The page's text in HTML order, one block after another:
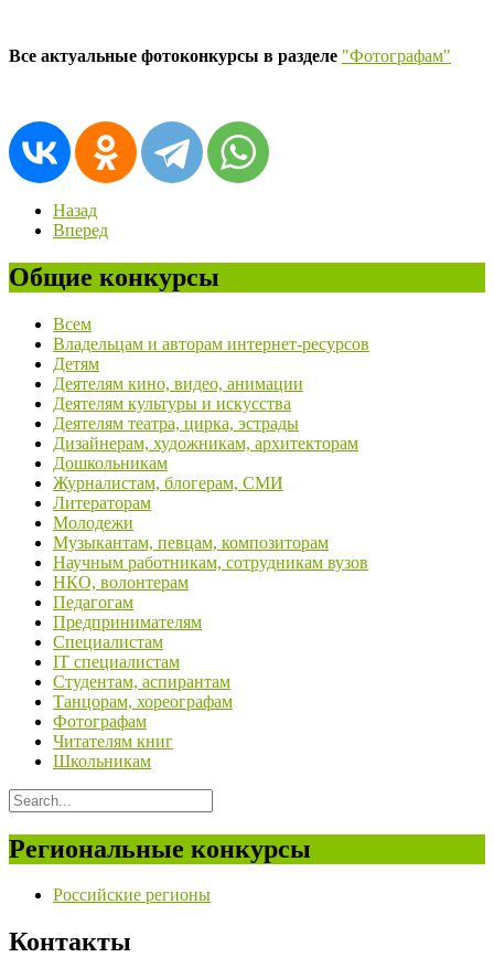
Все актуальные фотоконкурсы в разделе "Фотографам"
Назад
Вперед
Общие конкурсы
Всем
Владельцам и авторам интернет-ресурсов
Детям
Деятелям кино, видео, анимации
Деятелям культуры и искусства
Деятелям театра, цирка, эстрады
Дизайнерам, художникам, архитекторам
Дошкольникам
Журналистам, блогерам, СМИ
Литераторам
Молодежи
Музыкантам, певцам, композиторам
Научным работникам, сотрудникам вузов
НКО, волонтерам
Педагогам
Предпринимателям
Специалистам
IT специалистам
Студентам, аспирантам
Танцорам, хореографам
Фотографам
Читателям книг
Школьникам
Региональные конкурсы
Российские регионы
Контакты